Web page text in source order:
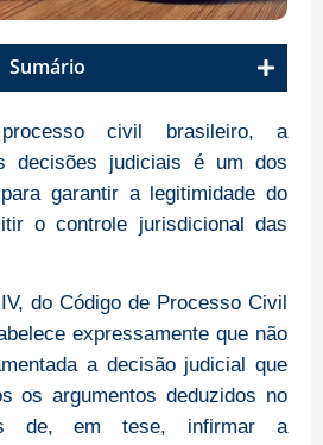
Sumário
civil brasileiro, a
decisões judiciais é um dos
garantir a legitimidade do
o controle jurisdicional das
do Código de Processo Civil
expressamente que não
a decisão judicial que
os argumentos deduzidos no
de, em tese, infirmar a